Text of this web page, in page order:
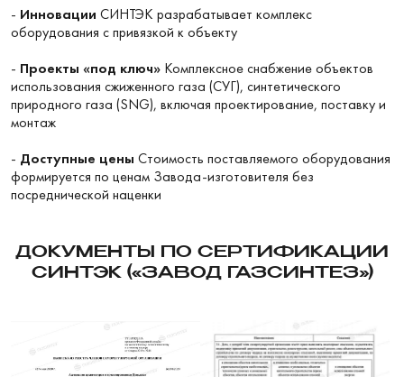
- Инновации СИНТЭК разрабатывает комплекс
оборудования с привязкой к объекту
- Проекты «под ключ» Комплексное снабжение объектов
использования сжиженного газа (СУГ), синтетического
природного газа (SNG), включая проектирование, поставку и
монтаж
- Доступные цены Стоимость поставляемого оборудования
формируется по ценам Завода-изготовителя без
посреднической наценки
ДОКУМЕНТЫ ПО СЕРТИФИКАЦИИ
СИНТЭК («ЗАВОД ГАЗСИНТЕЗ»)